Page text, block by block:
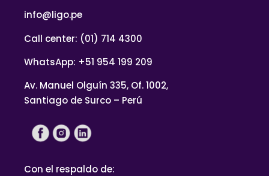
info@ligo.pe
Call center: (01) 714 4300
WhatsApp: +51 954 199 209
Av. Manuel Olguín 335, Of. 1002,
Santiago de Surco – Perú
Con el respaldo de: